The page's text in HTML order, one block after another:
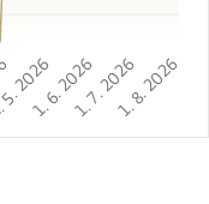
2026
1. 6. 20261. 7. 20261. 8. 2026